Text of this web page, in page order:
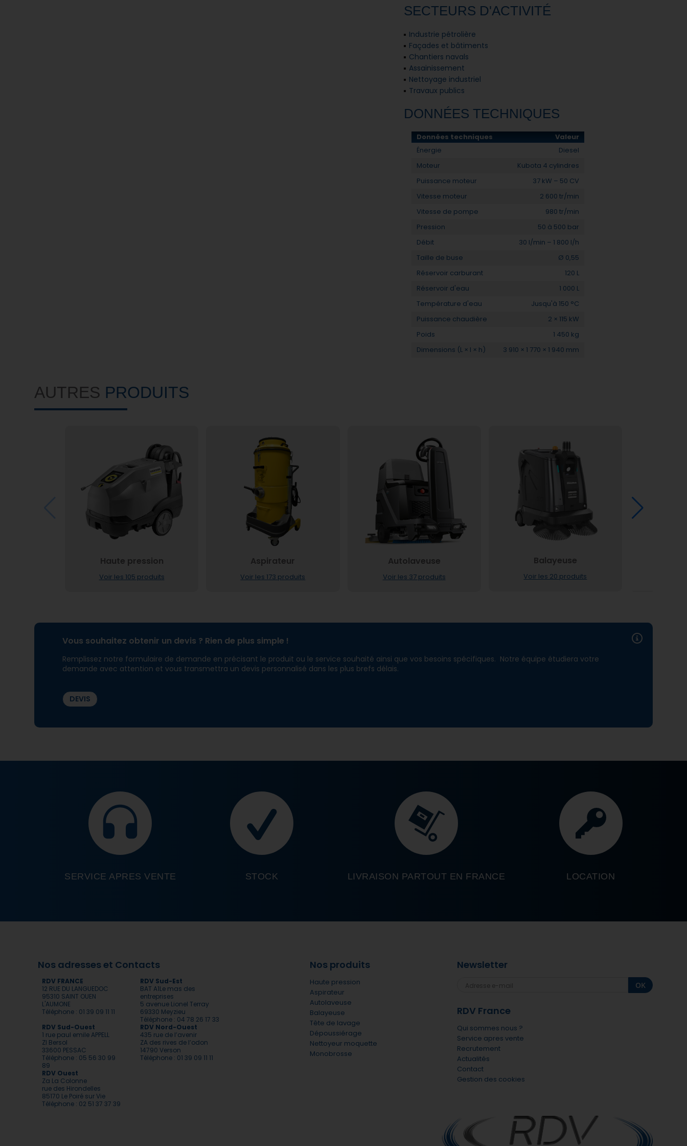
SECTEURS D'ACTIVITÉ
Industrie pétrolière
Façades et bâtiments
Chantiers navals
Assainissement
Nettoyage industriel
Travaux publics
DONNÉES TECHNIQUES
Données techniques
Valeur
Énergie
Diesel
Moteur
Kubota 4 cylindres
Puissance moteur
37 kW – 50 CV
Vitesse moteur
2 600 tr/min
Vitesse de pompe
980 tr/min
Pression
50 à 500 bar
Débit
30 l/min – 1 800 l/h
Taille de buse
Ø 0,55
Réservoir carburant
120 L
Réservoir d'eau
1 000 L
Température d'eau
Jusqu'à 150 °C
Puissance chaudière
2 × 115 kW
Poids
1 450 kg
Dimensions (L × l × h)
3 910 × 1 770 × 1 940 mm
AUTRES PRODUITS
Haute pression
Voir les 105 produits
Aspirateur
Voir les 173 produits
Autolaveuse
Voir les 37 produits
Balayeuse
Voir les 20 produits
Vous souhaitez obtenir un devis ? Rien de plus simple !
Remplissez notre formulaire de demande en précisant le produit ou le service souhaité ainsi que vos besoins spécifiques. Notre équipe étudiera votre
demande avec attention et vous transmettra un devis personnalisé dans les plus brefs délais.
DEVIS
SERVICE APRES VENTE STOCK LIVRAISON PARTOUT EN FRANCE LOCATION
Nos adresses et Contacts
RDV FRANCE
12 RUE DU LANGUEDOC
95310 SAINT OUEN
L'AUMONE
Téléphone : 01 39 09 11 11
RDV Sud-Est
BAT A1Le mas des
entreprises
5 avenue Lionel Terray
69330 Meyzieu
Téléphone : 04 78 26 17 33
RDV Sud-Ouest
1 rue paul emile APPELL
ZI Bersol
33600 PESSAC
Téléphone : 05 56 30 99
89
RDV Nord-Ouest
435 rue de l’avenir
ZA des rives de l’odon
14790 Verson
Téléphone : 01 39 09 11 11
RDV Ouest
Za La Colonne
rue des Hirondelles
85170 Le Poiré sur Vie
Téléphone : 02 51 37 37 39
Nos produits
Haute pression
Aspirateur
Autolaveuse
Balayeuse
Tête de lavage
Dépoussiérage
Nettoyeur moquette
Monobrosse
Newsletter
OK
RDV France
Qui sommes nous ?
Service apres vente
Recrutement
Actualités
Contact
Gestion des cookies